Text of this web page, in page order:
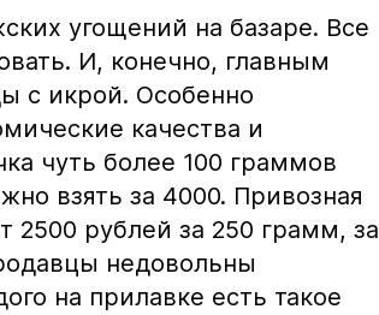
угощений на базаре. Все
И, конечно, главным
с икрой. Особенно
качества и
чуть более 100 граммов
взять за 4000. Привозная
2500 рублей за 250 грамм, за
недовольны
на прилавке есть такое